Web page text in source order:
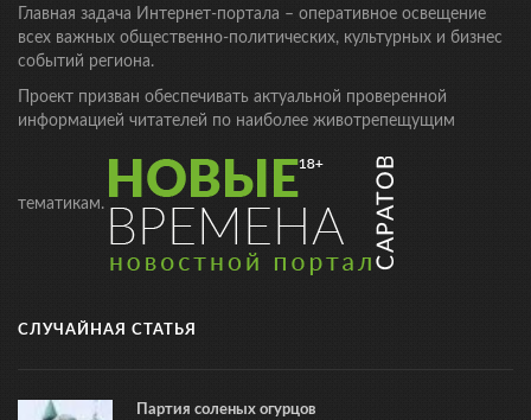
Главная задача Интернет-портала – оперативное освещение
всех важных общественно-политических, культурных и бизнес
событий региона.
Проект призван обеспечивать актуальной проверенной
информацией читателей по наиболее животрепещущим
тематикам.
СЛУЧАЙНАЯ СТАТЬЯ
Партия соленых огурцов